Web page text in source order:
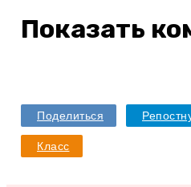
Показать
Поделиться
Класс